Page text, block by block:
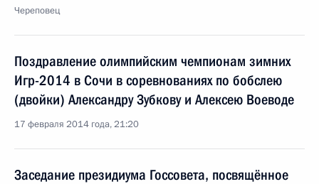
Череповец
Поздравление олимпийским чемпионам зимних
Игр-2014 в Сочи в соревнованиях по бобслею
(двойки) Александру Зубкову и Алексею Воеводе
17 февраля 2014 года, 21:20
Заседание президиума Госсовета, посвящённое